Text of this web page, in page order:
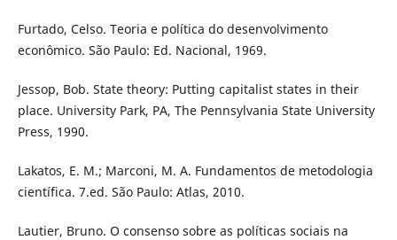
Furtado, Celso. Teoria e política do desenvolvimento
econômico. São Paulo: Ed. Nacional, 1969.
Jessop, Bob. State theory: Putting capitalist states in their
place. University Park, PA, The Pennsylvania State University
Press, 1990.
Lakatos, E. M.; Marconi, M. A. Fundamentos de metodologia
científica. 7.ed. São Paulo: Atlas, 2010.
Lautier, Bruno. O consenso sobre as políticas sociais na